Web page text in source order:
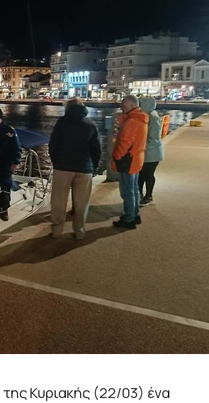
Κυριακής (22/03) ένα